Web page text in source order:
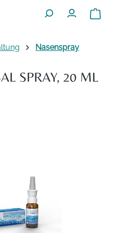
Nasenspray
SPRAY, 20 ML